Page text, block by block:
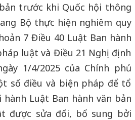
trước khi Quốc hội thông
Bộ thực hiện nghiêm quy
7 Điều 40 Luật Ban hành
luật và Điều 21 Nghị định
1/4/2025 của Chính phủ
số điều và biện pháp để tổ
Luật Ban hành văn bản
được sửa đổi, bổ sung bởi